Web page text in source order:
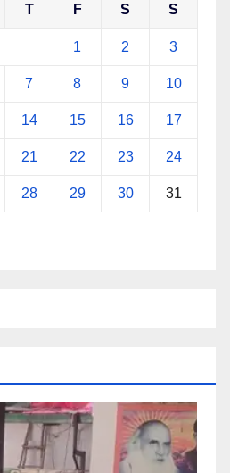
T F S S
1 2 3
7 8 9 10
14 15 16 17
21 22 23 24
28 29 30 31